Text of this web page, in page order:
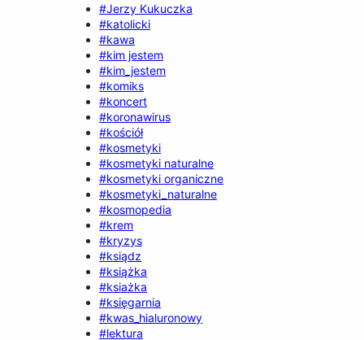
#Jerzy Kukuczka
#katolicki
#kawa
#kim jestem
#kim_jestem
#komiks
#koncert
#koronawirus
#kościół
#kosmetyki
#kosmetyki naturalne
#kosmetyki organiczne
#kosmetyki_naturalne
#kosmopedia
#krem
#kryzys
#ksiądz
#książka
#ksiażka
#księgarnia
#kwas_hialuronowy
#lektura